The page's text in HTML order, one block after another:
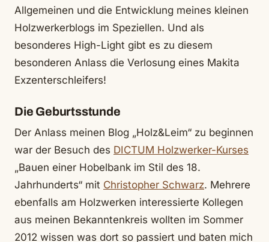
Allgemeinen und die Entwicklung meines kleinen
Holzwerkerblogs im Speziellen. Und als
besonderes High-Light gibt es zu diesem
besonderen Anlass die Verlosung eines Makita
Exzenterschleifers!
Die Geburtsstunde
Der Anlass meinen Blog „Holz&Leim“ zu beginnen
war der Besuch des DICTUM Holzwerker-Kurses
„Bauen einer Hobelbank im Stil des 18.
Jahrhunderts“ mit Christopher Schwarz. Mehrere
ebenfalls am Holzwerken interessierte Kollegen
aus meinen Bekanntenkreis wollten im Sommer
2012 wissen was dort so passiert und baten mich